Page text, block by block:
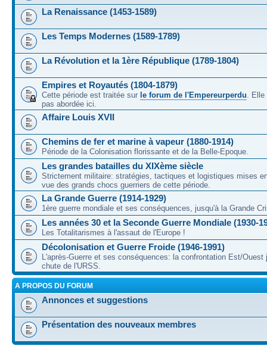
La Renaissance (1453-1589)
Les Temps Modernes (1589-1789)
La Révolution et la 1ère République (1789-1804)
Empires et Royautés (1804-1879)
Cette période est traitée sur le forum de l'Empereurperdu. Elle
pas abordée ici.
Affaire Louis XVII
Chemins de fer et marine à vapeur (1880-1914)
Période de la Colonisation florissante et de la Belle-Epoque.
Les grandes batailles du XIXème siècle
Strictement militaire: stratégies, tactiques et logistiques mises
vue des grands chocs guerriers de cette période.
La Grande Guerre (1914-1929)
1ère guerre mondiale et ses conséquences, jusqu'à la Grande
Les années 30 et la Seconde Guerre Mondiale (1930-
Les Totalitarismes à l'assaut de l'Europe !
Décolonisation et Guerre Froide (1946-1991)
L'après-Guerre et ses conséquences: la confrontation Est/Ouest
chute de l'URSS.
A PROPOS DU FORUM
Annonces et suggestions
Présentation des nouveaux membres